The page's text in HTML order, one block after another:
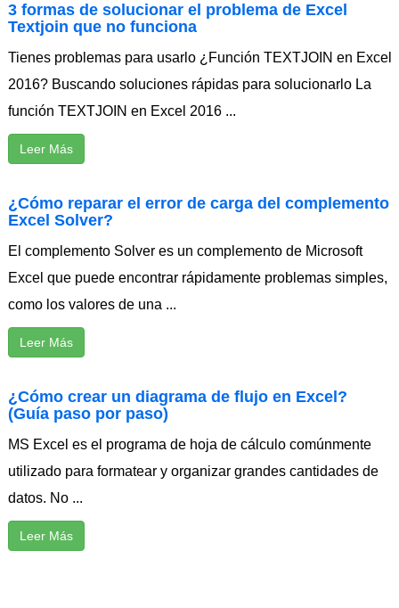
3 formas de solucionar el problema de Excel
Textjoin que no funciona
Tienes problemas para usarlo ¿Función TEXTJOIN en Excel
2016? Buscando soluciones rápidas para solucionarlo La
función TEXTJOIN en Excel 2016 ...
Leer Más
¿Cómo reparar el error de carga del complemento
Excel Solver?
El complemento Solver es un complemento de Microsoft
Excel que puede encontrar rápidamente problemas simples,
como los valores de una ...
Leer Más
¿Cómo crear un diagrama de flujo en Excel?
(Guía paso por paso)
MS Excel es el programa de hoja de cálculo comúnmente
utilizado para formatear y organizar grandes cantidades de
datos. No ...
Leer Más